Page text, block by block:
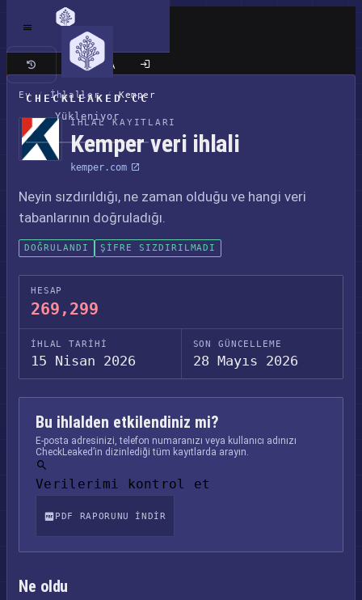
CHECKLEAKED.CC
Yükleniyor
Klasik site
Ev / İhlaller / Kemper
İHLAL KAYITLARI
Kemper veri ihlali
kemper.com
Neyin sızdırıldığı, ne zaman olduğu ve hangi veri
tabanlarının doğruladığı.
DOĞRULANDI ŞIFRE SIZDIRILMADI
HESAP
269,299
İHLAL TARIHI
15 Nisan 2026
SON GÜNCELLEME
28 Mayıs 2026
Bu ihlalden etkilendiniz mi?
E-posta adresinizi, telefon numaranızı veya kullanıcı adınızı
CheckLeaked’in dizinlediği tüm kayıtlarda arayın.
Verilerimi kontrol et
PDF RAPORUNU INDIR
Ne oldu